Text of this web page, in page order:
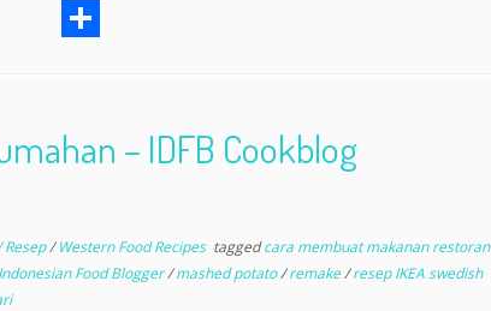
o
o
w
t
e
E
i
l
a
r
– IDFB Cookblog
Resep/Western Food Recipes taggedcara membuat makanan restoran
Indonesian Food Blogger/mashed potato/remake/resep IKEA swedish